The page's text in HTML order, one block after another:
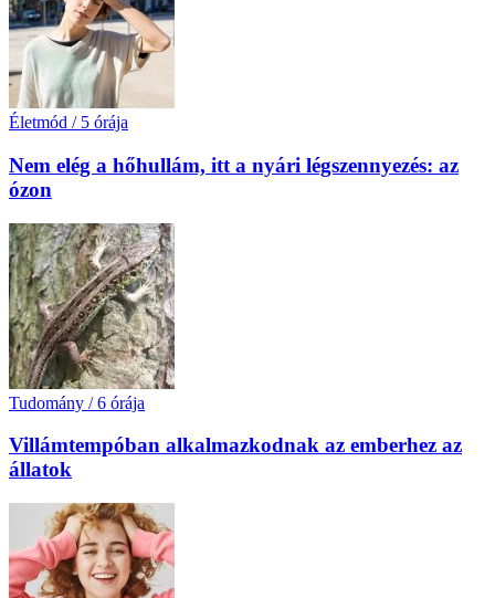
Életmód / 5 órája
Nem elég a hőhullám, itt a nyári légszennyezés: az
ózon
Tudomány / 6 órája
Villámtempóban alkalmazkodnak az emberhez az
állatok